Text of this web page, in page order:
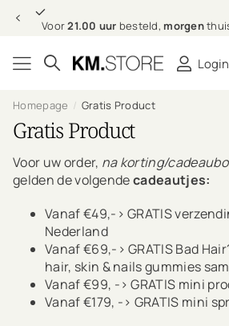
Voor21.00 uur besteld, morgenthuis (in
Login
Homepage Gratis Product
Gratis Product
Voor uw order, na korting/
gelden de volgendecadeautjes:
Vanaf €49,-> GRATIS
Nederland
Vanaf €69,-> GRATIS Bad
hair, skin & nails gummies
Vanaf €99, ->GRATIS mini
Vanaf €179, -> GRATIS mini